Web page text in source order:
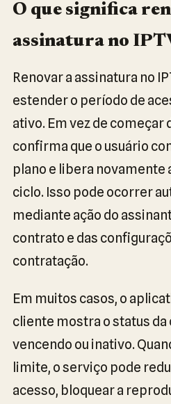
O que significa
assinatura no
Renovar a assinatura no
estender o período de
ativo. Em vez de começar
confirma que o usuário
plano e libera novamente
ciclo. Isso pode ocorrer
mediante ação do
contrato e das
contratação.
Em muitos casos, o
cliente mostra o status da
vencendo ou inativo.
limite, o serviço pode
acesso, bloquear a